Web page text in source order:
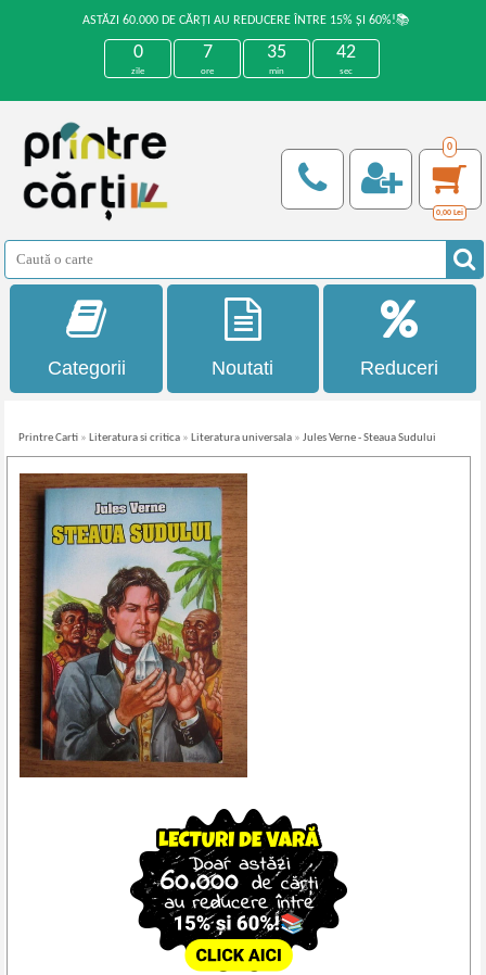
ASTĂZI 60.000 DE CĂRȚI AU REDUCERE ÎNTRE 15% ȘI 60%!📚
0
zile
7
ore
35
min
42
sec
0
0,00 Lei
Categorii Noutati Reduceri
Printre Carti » Literatura si critica » Literatura universala »Jules Verne - Steaua Sudului